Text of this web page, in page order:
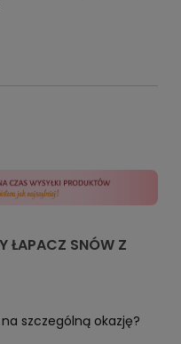
ŁAPACZ SNÓW Z
szczególną okazję?